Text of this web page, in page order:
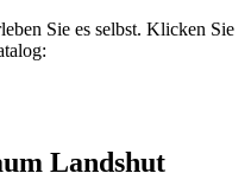
Sie es selbst. Klicken Sie
Landshut